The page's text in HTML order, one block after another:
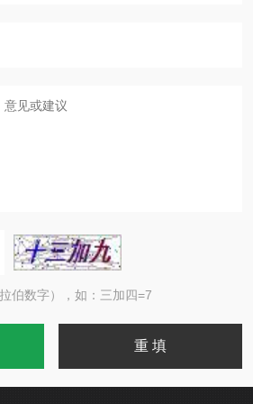
伯数字），如：三加四=7